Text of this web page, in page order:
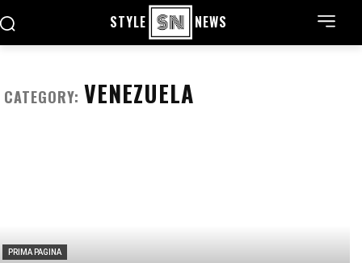
STYLE NEWS
CATEGORY: VENEZUELA
PRIMA PAGINA